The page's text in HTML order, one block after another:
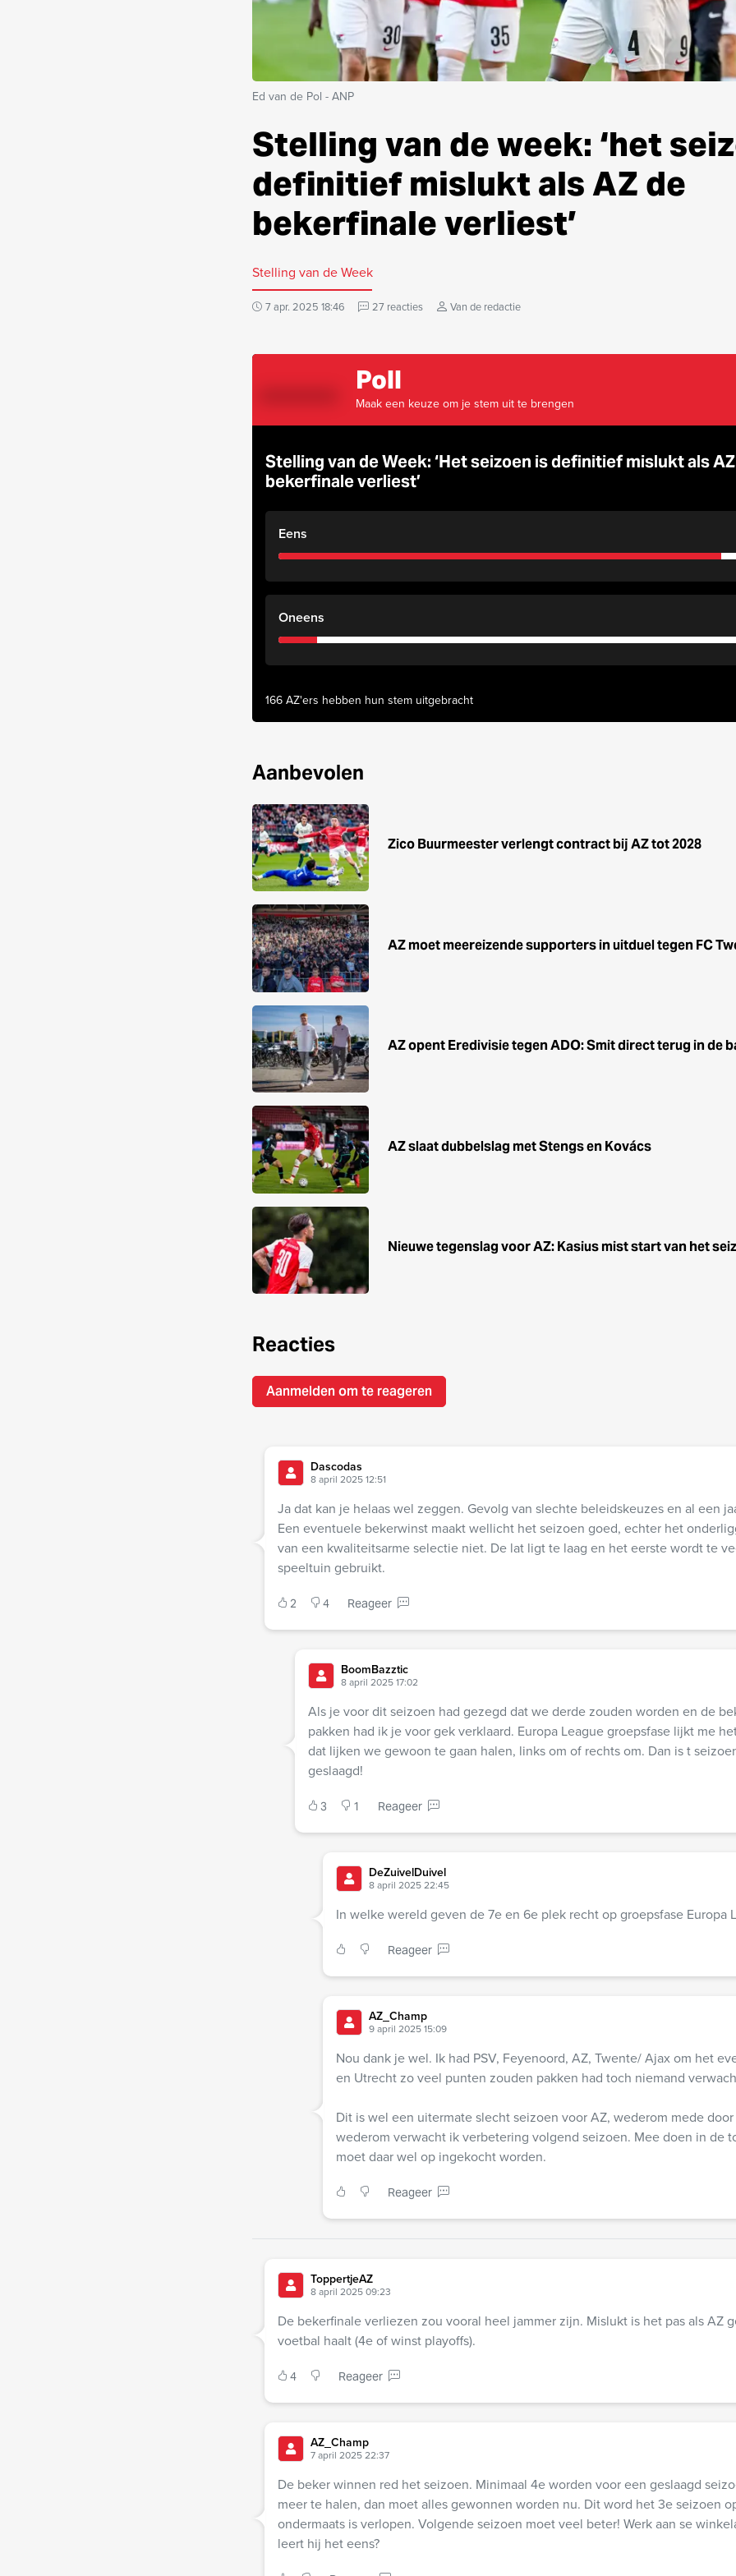
Ed van de Pol - ANP
Stelling van de week: ‘het
definitief mislukt als AZ de
bekerfinale verliest’
Stelling van de Week
7 apr. 2025 18:46 27 reacties Van de redactie
Poll
Maak een keuze om je stem uit te brengen
Stelling van de Week: ‘Het seizoen is definitief mislukt als
bekerfinale verliest’
Eens
Oneens
166 AZ'ers hebben hun stem uitgebracht
Aanbevolen
Zico Buurmeester verlengt contract bij AZ tot 2028
AZ moet meereizende supporters in uitduel tegen FC
AZ opent Eredivisie tegen ADO: Smit direct terug in de
AZ slaat dubbelslag met Stengs en Kovács
Nieuwe tegenslag voor AZ: Kasius mist start van het
Reacties
Aanmelden om te reageren
Dascodas
8 april 2025 12:51
Ja dat kan je helaas wel zeggen. Gevolg van slechte beleidskeuzes en al een
Een eventuele bekerwinst maakt wellicht het seizoen goed, echter het
van een kwaliteitsarme selectie niet. De lat ligt te laag en het eerste wordt te
speeltuin gebruikt.
2 4 Reageer
BoomBazztic
8 april 2025 17:02
Als je voor dit seizoen had gezegd dat we derde zouden worden en de
pakken had ik je voor gek verklaard. Europa League groepsfase lijkt me
dat lijken we gewoon te gaan halen, links om of rechts om. Dan is t
geslaagd!
3 1 Reageer
DeZuivelDuivel
8 april 2025 22:45
In welke wereld geven de 7e en 6e plek recht op groepsfase Europa
Reageer
AZ_Champ
9 april 2025 15:09
Nou dank je wel. Ik had PSV, Feyenoord, AZ, Twente/ Ajax om het
en Utrecht zo veel punten zouden pakken had toch niemand
Dit is wel een uitermate slecht seizoen voor AZ, wederom mede
wederom verwacht ik verbetering volgend seizoen. Mee doen in de
moet daar wel op ingekocht worden.
Reageer
ToppertjeAZ
8 april 2025 09:23
De bekerfinale verliezen zou vooral heel jammer zijn. Mislukt is het pas als AZ
voetbal haalt (4e of winst playoffs).
4 Reageer
AZ_Champ
7 april 2025 22:37
De beker winnen red het seizoen. Minimaal 4e worden voor een geslaagd
meer te halen, dan moet alles gewonnen worden nu. Dit word het 3e seizoen
ondermaats is verlopen. Volgende seizoen moet veel beter! Werk aan se
leert hij het eens?